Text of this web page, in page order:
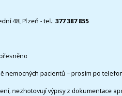
48, Plzeň - tel.: 377 387 855
nemocných pacientů – prosím po
nezhotovují výpisy z dokumentace